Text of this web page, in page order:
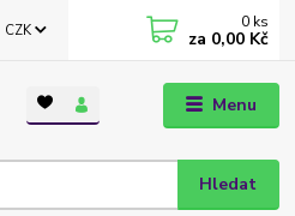
Menu
CZK
Hledat
0 ks
za 0,00 Kč